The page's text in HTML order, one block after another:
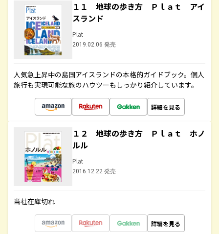
１１ 地球の歩き方 Ｐｌａｔ アイ
スランド
Plat
2019.02.06 発売
人気急上昇中の島国アイスランドの本格的ガイドブック。個人
旅行も実現可能な旅のハウツーもしっかり紹介しています。
詳細を見る
１２ 地球の歩き方 Ｐｌａｔ ホノ
ルル
Plat
2016.12.22 発売
当社在庫切れ
詳細を見る